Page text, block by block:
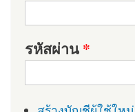
รหัสผ่าน*